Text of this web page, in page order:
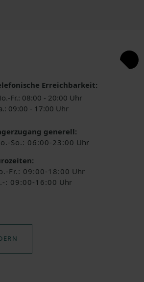
Erreichbarkeit:
Fr.: 08:00 - 20:00 Uhr
09:00 - 17:00 Uhr
generell:
So.: 06:00-23:00 Uhr
Fr.: 09:00-18:00 Uhr
: 09:00-16:00 Uhr